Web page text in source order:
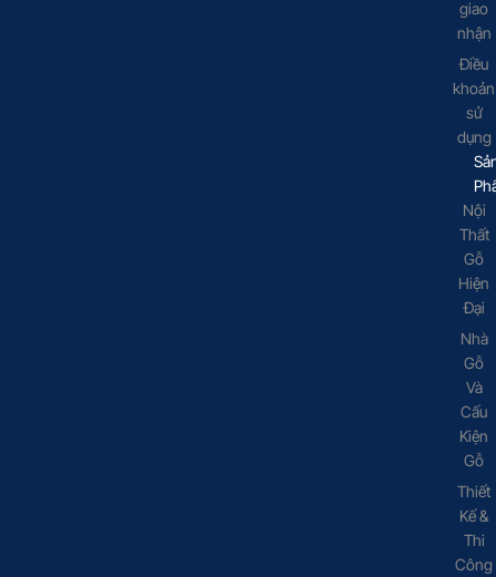
giao
nhận
Điều
khoản
sử
dụng
Nội
Thất
Gỗ
Hiện
Đại
Nhà
Gỗ
Và
Cấu
Kiện
Gỗ
Thiết
Kế &
Thi
Công